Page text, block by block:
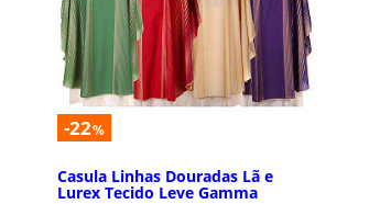
-22%
Casula Linhas Douradas Lã e
Lurex Tecido Leve Gamma